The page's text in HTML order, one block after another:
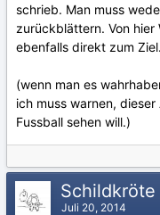
schrieb. Man muss
zurückblättern. Von
ebenfalls direkt zum Ziel.
(wenn man es
ich muss warnen, dieser
Fussball sehen will.)
Schildkröte
Juli 20, 2014